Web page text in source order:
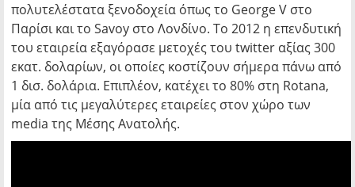
πολυτελέστατα ξενοδοχεία όπως το George V στο
Παρίσι και το Savoy στο Λονδίνο. Το 2012 η επενδυτική
του εταιρεία εξαγόρασε μετοχές του twitter αξίας 300
εκατ. δολαρίων, οι οποίες κοστίζουν σήμερα πάνω από
1 δισ. δολάρια. Επιπλέον, κατέχει το 80% στη Rotana,
μία από τις μεγαλύτερες εταιρείες στον χώρο των
media της Μέσης Ανατολής.